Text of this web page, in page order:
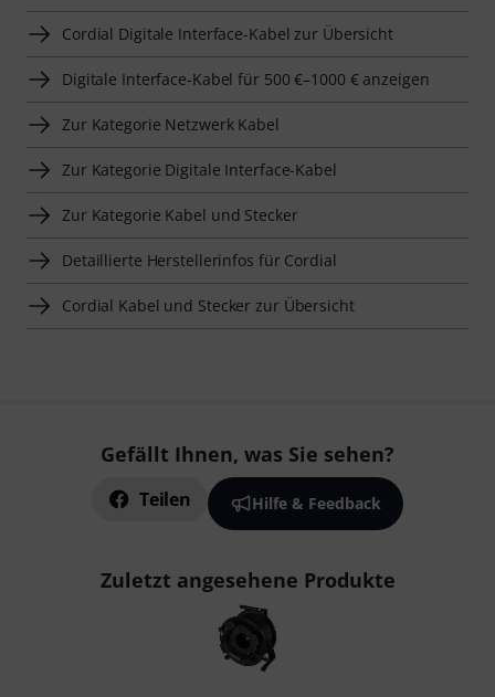
Cordial Digitale Interface-Kabel zur Übersicht
Digitale Interface-Kabel für 500 €–1000 € anzeigen
Zur Kategorie Netzwerk Kabel
Zur Kategorie Digitale Interface-Kabel
Zur Kategorie Kabel und Stecker
Detaillierte Herstellerinfos für Cordial
Cordial Kabel und Stecker zur Übersicht
Gefällt Ihnen, was Sie sehen?
Teilen Hilfe & Feedback
Zuletzt angesehene Produkte